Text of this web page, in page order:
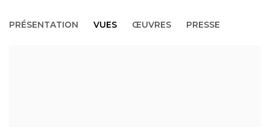
PRÉSENTATION VUES ŒUVRES PRESSE